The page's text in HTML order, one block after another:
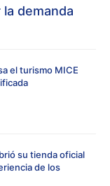
demanda
el turismo MICE
su tienda oficial
de los